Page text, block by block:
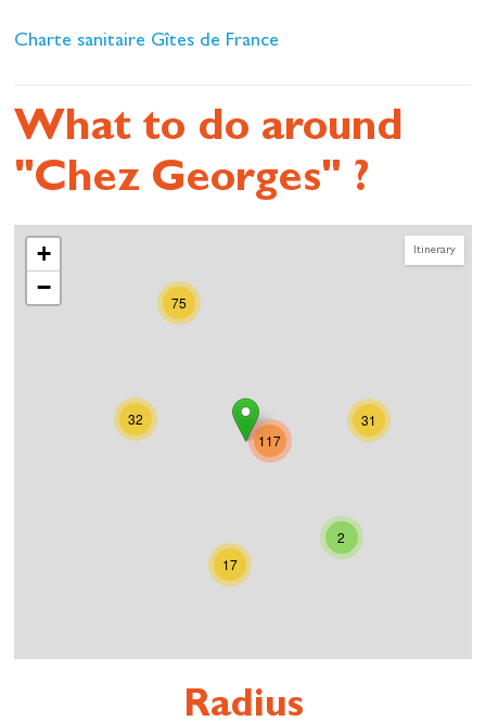
Charte sanitaire Gîtes de France
What to do around
"Chez Georges" ?
Itinerary
2
75
17
32
31
117
+
−
Radius